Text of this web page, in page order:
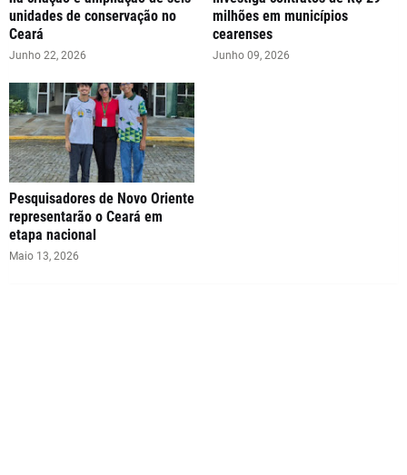
unidades de conservação no
Ceará
Junho 22, 2026
milhões em municípios
cearenses
Junho 09, 2026
Pesquisadores de Novo Oriente
representarão o Ceará em
etapa nacional
Maio 13, 2026